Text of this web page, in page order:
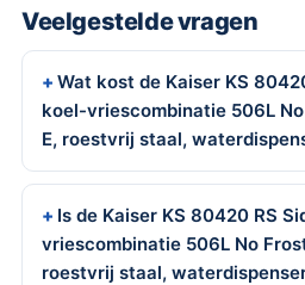
Veelgestelde vragen
Wat kost de Kaiser KS
koel-vriescombinatie 506L
E, roestvrij staal,
Is de Kaiser KS 80420 RS
vriescombinatie 506L No
roestvrij staal,